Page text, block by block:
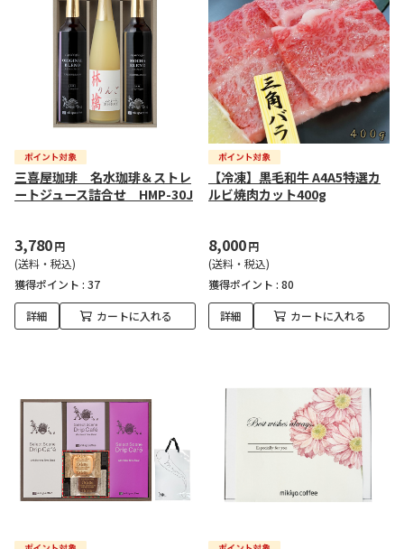
三喜屋珈琲 名水珈琲＆ストレ
ートジュース詰合せ HMP-30J
3,780円
(送料・税込)
獲得ポイント : 37
詳細 カートに入れる
【冷凍】黒毛和牛 A4A5特選カ
ルビ焼肉カット400g
8,000円
(送料・税込)
獲得ポイント : 80
詳細 カートに入れる